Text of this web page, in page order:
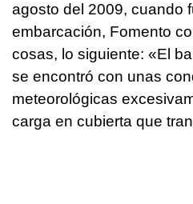
agosto del 2009, cuando
embarcación, Fomento
cosas, lo siguiente: «El
se encontró con unas
meteorológicas
carga en cubierta que